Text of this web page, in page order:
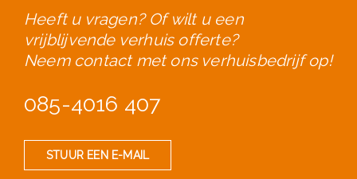
Heeft u vragen? Of wilt u een
vrijblijvende verhuis offerte?
Neem contact met ons verhuisbedrijf op!
085-4016 407
STUUR EEN E-MAIL